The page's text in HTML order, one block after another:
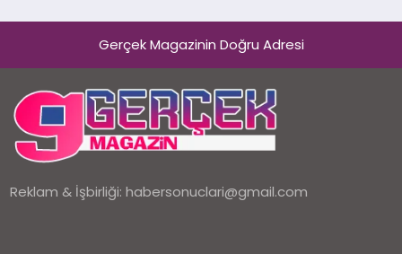
Hayata Geçirecek
Gerçek Magazinin Doğru Adresi
Reklam & İşbirliği:habersonuclari@gmail.com